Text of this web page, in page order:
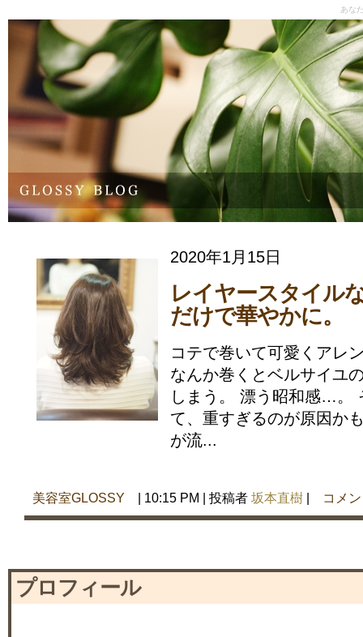
あな
2020年1月15日
レイヤースタイル
だけで華やかに。
コテで巻いて可愛くアレ
なんか巻くとベルサイユ
しまう。 漂う昭和感…。
て、重すぎるのが原因か
が流...
美容室GLOSSY | 10:15 PM | 投稿者 坂本直樹 | コメ
プロフィール